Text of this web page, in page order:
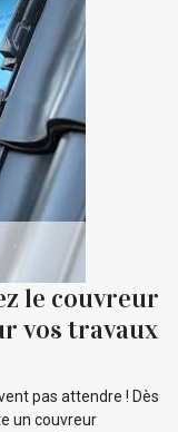
le couvreur
vos travaux
pas attendre ! Dès
un couvreur